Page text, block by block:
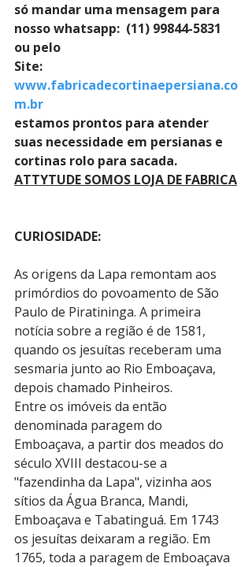
só mandar uma mensagem para
nosso whatsapp:  (11) 99844-5831
ou pelo
Site:
www.fabricadecortinaepersiana.co
m.br
estamos prontos para atender
suas necessidade em persianas e
cortinas rolo para sacada.
ATTYTUDE SOMOS LOJA DE FABRICA
CURIOSIDADE:
As origens da Lapa remontam aos
primórdios do povoamento de São
Paulo de Piratininga. A primeira
notícia sobre a região é de 1581,
quando os jesuítas receberam uma
sesmaria junto ao Rio Emboaçava,
depois chamado Pinheiros.
Entre os imóveis da então
denominada paragem do
Emboaçava, a partir dos meados do
século XVIII destacou-se a
"fazendinha da Lapa", vizinha aos
sítios da Água Branca, Mandi,
Emboaçava e Tabatinguá. Em 1743
os jesuítas deixaram a região. Em
1765, toda a paragem de Emboaçava